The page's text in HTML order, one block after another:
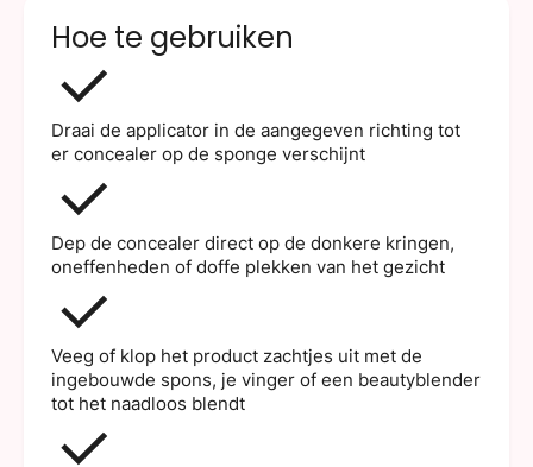
Hoe te gebruiken
Draai de applicator in de aangegeven richting tot
er concealer op de sponge verschijnt
Dep de concealer direct op de donkere kringen,
oneffenheden of doffe plekken van het gezicht
Veeg of klop het product zachtjes uit met de
ingebouwde spons, je vinger of een beautyblender
tot het naadloos blendt